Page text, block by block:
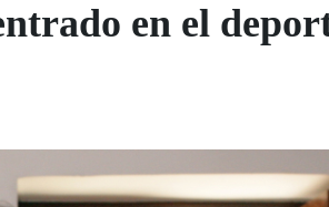
en el